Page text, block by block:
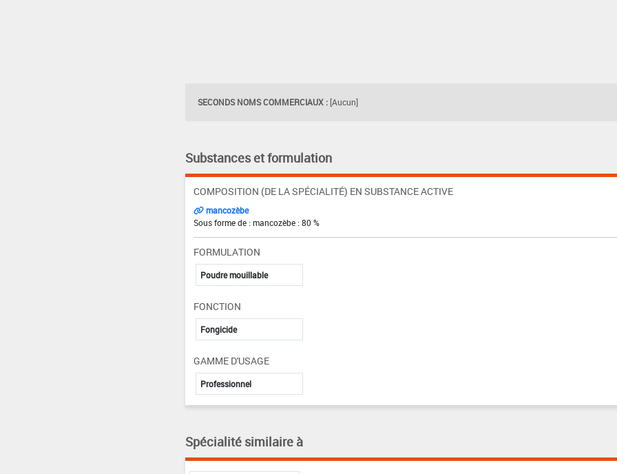
SECONDS NOMS COMMERCIAUX : [Aucun]
Substances et formulation
COMPOSITION (DE LA SPÉCIALITÉ) EN SUBSTANCE ACTIVE
mancozèbe
Sous forme de : mancozèbe : 80 %
FORMULATION
Poudre mouillable
FONCTION
Fongicide
GAMME D'USAGE
Professionnel
Spécialité similaire à